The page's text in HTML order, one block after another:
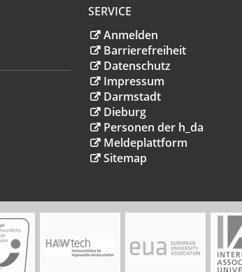
SERVICE
Anmelden
Barrierefreiheit
Datenschutz
Impressum
Darmstadt
Dieburg
Personen der h_da
Meldeplattform
Sitemap